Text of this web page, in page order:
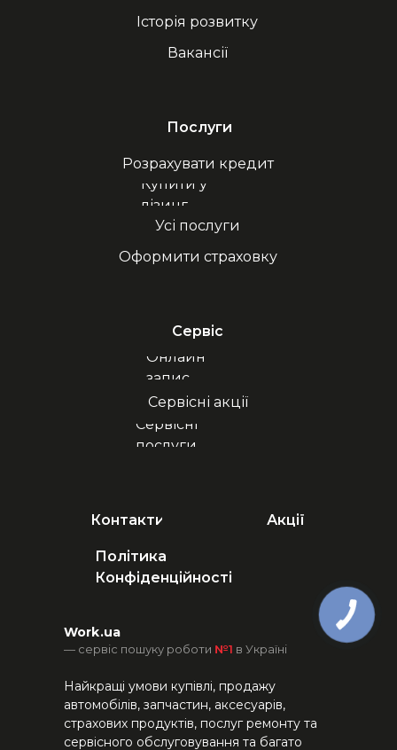
Найкращі умови купівлі, продажу
автомобілів, запчастин, аксесуарів,
страхових продуктів, послуг ремонту та
сервісного обслуговування та багато
Акції
Контакти
Онлайн
запис
Сервісні
послуги
Сервісні акції
Сервіс
Історія розвитку
Вакансії
Купити у
лізинг
Оформити страховку
Усі послуги
Послуги
Розрахувати кредит
Політика
Конфіденційності
Work.ua
— сервіс пошуку роботи №1 в Україні